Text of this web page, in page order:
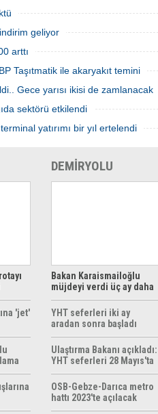
geliyor
arttı
Taşıtmatik ile akaryakıt temini
Gece yarısı ikisi de zamlanacak
sektörü etkilendi
yatırımı bir yıl ertelendi
'jet'
DEMİRYOLU
Bakan Karaismailoğlu
müjdeyi verdi üç ay daha
ücretsiz
YHT seferleri iki ay
aradan sonra başladı
Ulaştırma Bakanı açıkladı:
YHT seferleri 28 Mayıs'ta
başlıyor
OSB-Gebze-Darıca metro
hattı 2023'te açılacak